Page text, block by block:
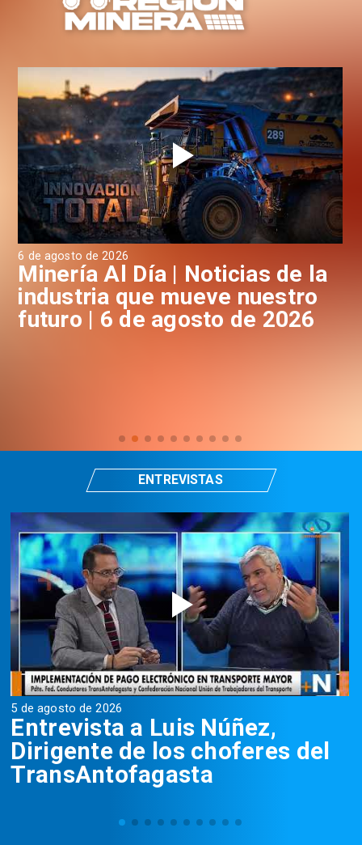
6 de agosto de 2026
Minería Al Día | Noticias de la
industria que mueve nuestro
futuro | 6 de agosto de 2026
5 de agosto de 2026
Entrevista a Luis Núñez,
Dirigente de los choferes del
TransAntofagasta
ENTREVISTAS